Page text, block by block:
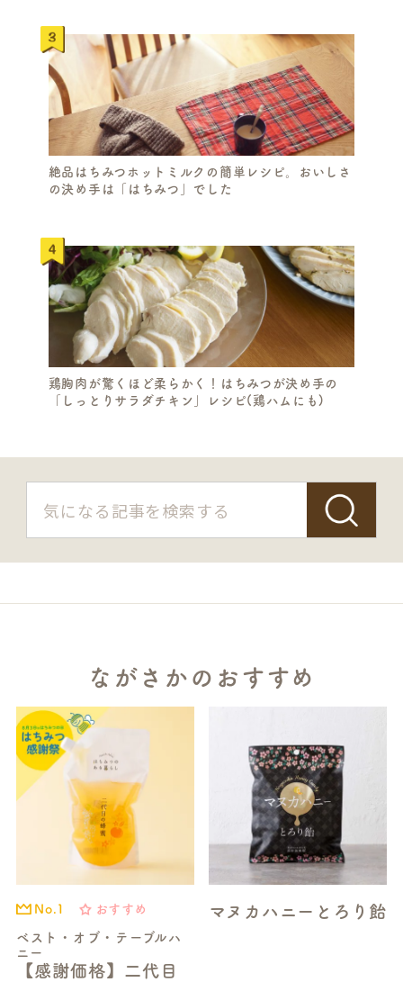
絶品はちみつホットミルクの簡単レシピ。おいしさ
の決め手は「はちみつ」でした
鶏胸肉が驚くほど柔らかく！はちみつが決め手の
「しっとりサラダチキン」レシピ(鶏ハムにも)
H
ながさかのおすすめ
ベスト・オブ・テーブルハ
ニー
【感謝価格】二代目
No.1 おすすめ マヌカハニーとろり飴